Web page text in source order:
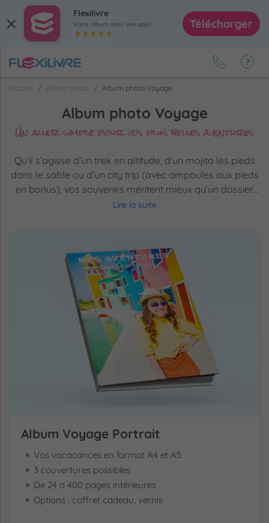
Flexilivre
Votre album dans une app ! Télécharger
Accueil Album photo Album photo Voyage
Album photo Voyage
Un aller simple pour vos plus belles aventures
Qu’il s’agisse d’un trek en altitude, d’un mojito les pieds
dans le sable ou d’un city trip (avec ampoules aux pieds
en bonus), vos souvenirs méritent mieux qu’un dossier
nommé “Vacances – version finale – bis”. Choisissez le
est prêt ! Pas besoin de visa pour
vos plus belles aventures, juste quelques pages
bien remplies !
Lire la suite
Album Voyage Portrait
Vos vacacances en format A4 et A5
3 couvertures possibles
De 24 à 400 pages intérieures
Options : coffret cadeau, vernis